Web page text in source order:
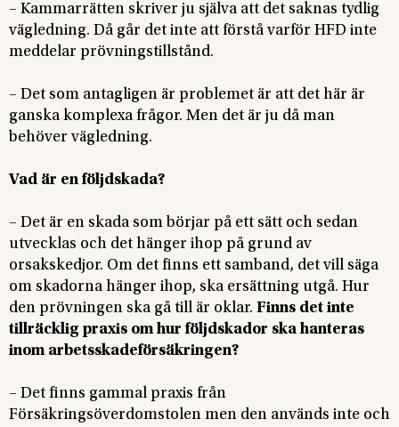
– Kammarrätten skriver ju själva att det saknas tydlig
vägledning. Då går det inte att förstå varför HFD inte
meddelar prövningstillstånd.
– Det som antagligen är problemet är att det här är
ganska komplexa frågor. Men det är ju då man
behöver vägledning.
Vad är en följdskada?
– Det är en skada som börjar på ett sätt och sedan
utvecklas och det hänger ihop på grund av
orsakskedjor. Om det finns ett samband, det vill säga
om skadorna hänger ihop, ska ersättning utgå. Hur
den prövningen ska gå till är oklar. Finns det inte
tillräcklig praxis om hur följdskador ska hanteras
inom arbetsskadeförsäkringen?
– Det finns gammal praxis från
Försäkringsöverdomstolen men den används inte och